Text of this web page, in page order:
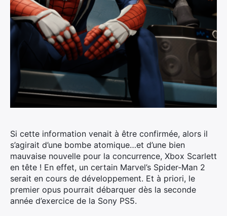
Si cette information venait à être confirmée, alors il
s’agirait d’une bombe atomique…et d’une bien
mauvaise nouvelle pour la concurrence, Xbox Scarlett
en tête ! En effet, un certain Marvel’s Spider-Man 2
serait en cours de développement. Et à priori, le
premier opus pourrait débarquer dès la seconde
année d’exercice de la Sony PS5.